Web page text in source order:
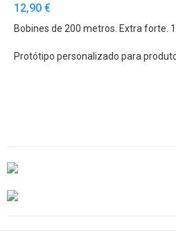
12,90 €
Bobines de 200 metros. Extra forte.
Protótipo personalizado para